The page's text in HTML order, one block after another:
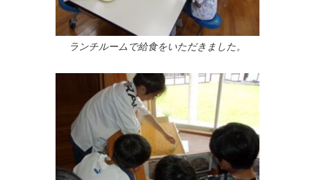
ランチルームで給食をいただきました。